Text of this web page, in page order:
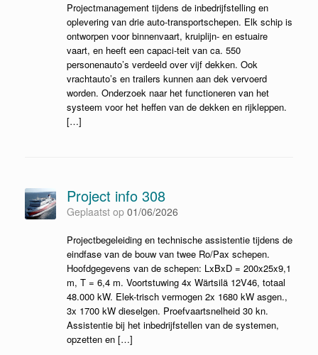
Projectmanagement tijdens de inbedrijfstelling en
oplevering van drie auto-transportschepen. Elk schip is
ontworpen voor binnenvaart, kruiplijn- en estuaire
vaart, en heeft een capaci-teit van ca. 550
personenauto’s verdeeld over vijf dekken. Ook
vrachtauto’s en trailers kunnen aan dek vervoerd
worden. Onderzoek naar het functioneren van het
systeem voor het heffen van de dekken en rijkleppen.
[…]
Project info 308
Geplaatst op 01/06/2026
Projectbegeleiding en technische assistentie tijdens de
eindfase van de bouw van twee Ro/Pax schepen.
Hoofdgegevens van de schepen: LxBxD = 200x25x9,1
m, T = 6,4 m. Voortstuwing 4x Wärtsilä 12V46, totaal
48.000 kW. Elek-trisch vermogen 2x 1680 kW asgen.,
3x 1700 kW dieselgen. Proefvaartsnelheid 30 kn.
Assistentie bij het inbedrijfstellen van de systemen,
opzetten en […]